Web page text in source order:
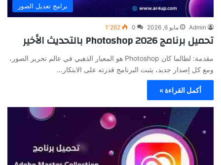
برامج تعديل الصور
Admin مايو 6, 2026 0 1٬262
تحميل برنامج Photoshop 2026 بالتحديث الأخير
مقدمة: لطالما كان Photoshop هو المعيار الذهبي في عالم تحرير الصور،
ومع كل إصدار جديد، يثبت البرنامج قدرته على الابتكار…
أكمل القراءة »